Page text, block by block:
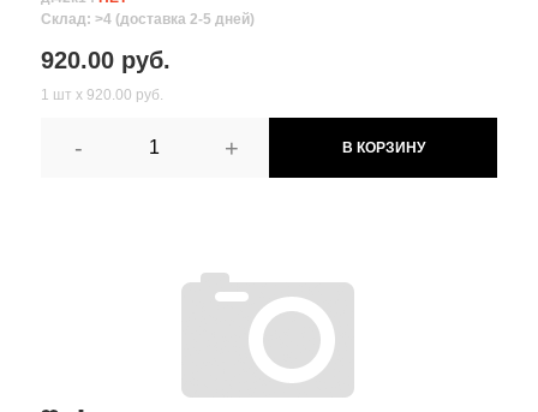
Склад: >4 (доставка 2-5 дней)
920.00 руб.
1 шт х 920.00 руб.
- + В КОРЗИНУ